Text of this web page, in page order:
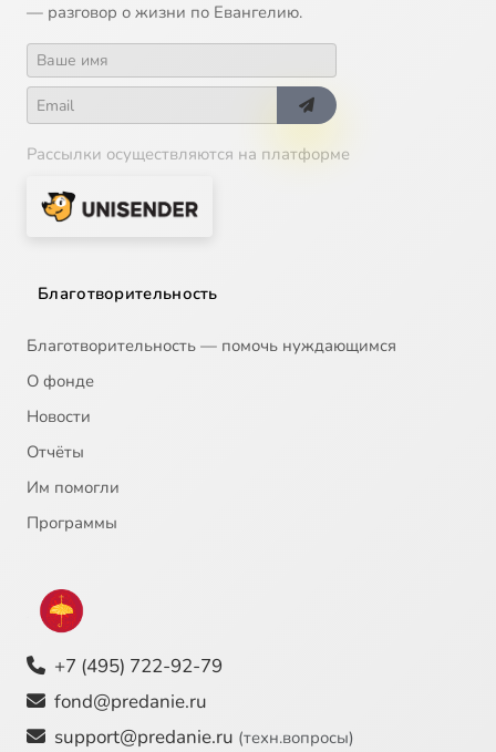
— разговор о жизни по Евангелию.
Рассылки осуществляются на платформе
Благотворительность
Благотворительность — помочь нуждающимся
О фонде
Новости
Отчёты
Им помогли
Программы
+7 (495) 722-92-79
fond@predanie.ru
support@predanie.ru (техн.вопросы)